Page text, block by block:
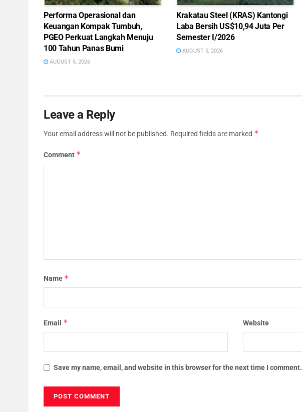
Performa Operasional dan
Keuangan Kompak Tumbuh,
PGEO Perkuat Langkah Menuju
100 Tahun Panas Bumi
AUGUST 5, 2026
Krakatau Steel (KRAS) Kantongi
Laba Bersih US$10,94 Juta Per
Semester I/2026
AUGUST 5, 2026
Leave a Reply
Your email address will not be published. Required fields are marked *
Comment *
Name *
Email * Website
Save my name, email, and website in this browser for the next time I comment.